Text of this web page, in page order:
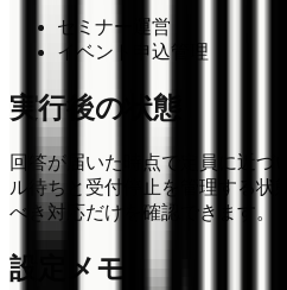
セミナー運営
イベント申込管理
実行後の状態
回答が届いた時点で定員に近づ
ル待ちと受付停止を管理する状
べき対応だけを確認できます。
設定メモ